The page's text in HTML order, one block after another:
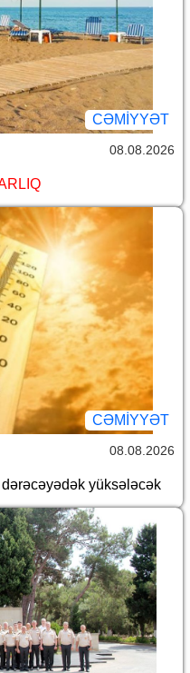
CƏMİYYƏT
08.08.2026
CƏMİYYƏT
08.08.2026
yüksələcək